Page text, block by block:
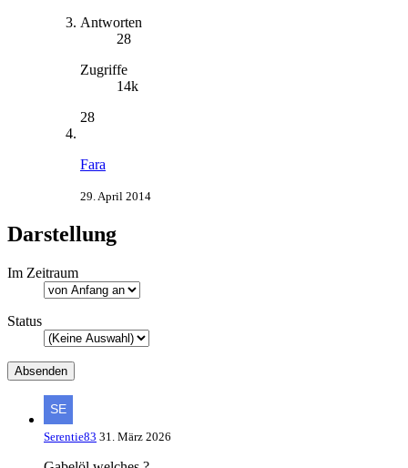
Antworten
28
Zugriffe
14k
28
Fara
29. April 2014
Darstellung
Im Zeitraum
Status
Serentie83 31. März 2026